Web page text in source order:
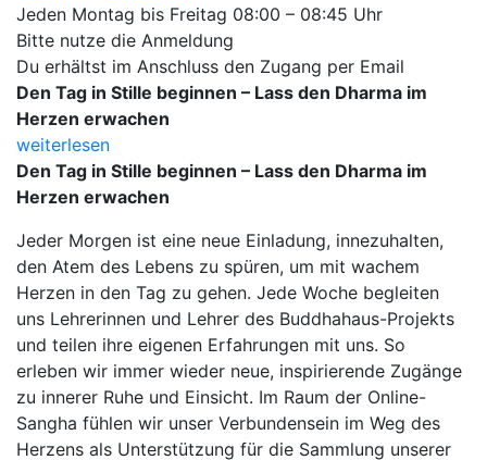
Jeden Montag bis Freitag 08:00 – 08:45 Uhr
Bitte nutze die Anmeldung
Du erhältst im Anschluss den Zugang per Email
Den Tag in Stille beginnen – Lass den Dharma im
Herzen erwachen
weiterlesen
Den Tag in Stille beginnen – Lass den Dharma im
Herzen erwachen
Jeder Morgen ist eine neue Einladung, innezuhalten,
den Atem des Lebens zu spüren, um mit wachem
Herzen in den Tag zu gehen. Jede Woche begleiten
uns Lehrerinnen und Lehrer des Buddhahaus-Projekts
und teilen ihre eigenen Erfahrungen mit uns. So
erleben wir immer wieder neue, inspirierende Zugänge
zu innerer Ruhe und Einsicht. Im Raum der Online-
Sangha fühlen wir unser Verbundensein im Weg des
Herzens als Unterstützung für die Sammlung unserer